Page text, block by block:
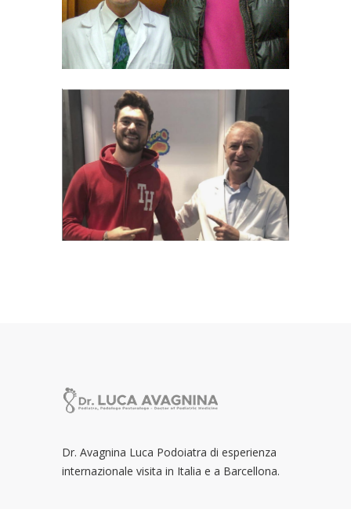
Dr. Avagnina Luca Podoiatra di esperienza
internazionale visita in Italia e a Barcellona.